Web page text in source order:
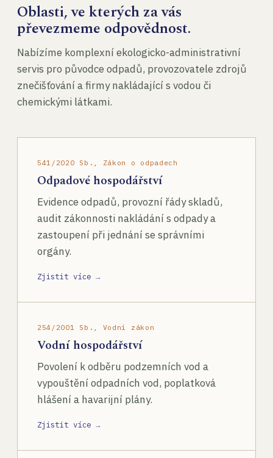
Oblasti, ve kterých za vás
převezmeme odpovědnost.
Nabízíme komplexní ekologicko-administrativní
servis pro původce odpadů, provozovatele zdrojů
znečišťování a firmy nakládající s vodou či
chemickými látkami.
541/2020 Sb., Zákon o odpadech
Odpadové hospodářství
Evidence odpadů, provozní řády skladů,
audit zákonnosti nakládání s odpady a
zastoupení při jednání se správními
orgány.
Zjistit více →
254/2001 Sb., Vodní zákon
Vodní hospodářství
Povolení k odběru podzemních vod a
vypouštění odpadních vod, poplatková
hlášení a havarijní plány.
Zjistit více →